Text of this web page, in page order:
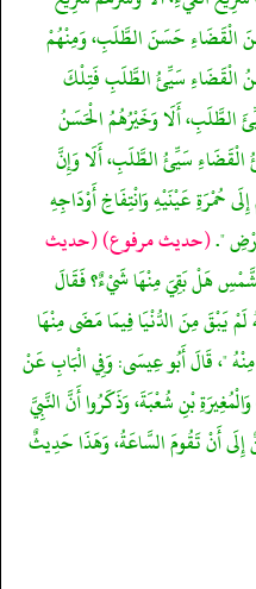
الْقَضَاءِ حَسَنَ الطَّلَبِ، وَمِنْهُمْ
الْقَضَاءِ سَيِّئُ الطَّلَبِ فَتِلْكَ
الطَّلَبِ، أَلَا وَخَيْرُهُمُ الْحَسَنُ
سَيِّئُ الطَّلَبِ، أَلَا وَإِنَّ
حُمْرَةِ عَيْنَيْهِ وَانْتِفَاخِ أَوْدَاجِهِ
".(حديث مرفوع)(حديث
هَلْ بَقِيَ مِنْهَا شَيْءٌ؟ فَقَالَ
يَبْقَ مِنَ الدُّنْيَا فِيمَا مَضَى مِنْهَا
"، قَالَ أَبُو عِيسَى: وَفِي الْبَابِ عَنْ
بْنِ شُعْبَةَ، وَذَكَرُوا أَنَّ النَّبِيَّ
إِلَى أَنْ تَقُومَ السَّاعَةُ، وَهَذَا حَدِيثٌ